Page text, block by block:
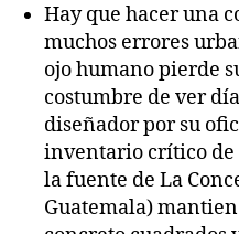
Hay que hacer una
muchos errores
ojo humano pierde
costumbre de ver
diseñador por su
inventario crítico de
la fuente de La
Guatemala)